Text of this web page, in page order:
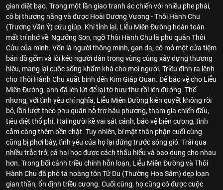
gian diệt bạo. Trong một lần giao tranh ác chiến với nhiều phe phái,
cô bị thương nặng và được Hoài Dương Vương - Thôi Hành Chu
(Trương Vãn Ý) cứu giúp. Khi tỉnh lại, Liễu Miên Đường hoàn toàn
mất trí nhớ về Ngưỡng Sơn, ngỡ Thôi Hành Chu là phu quân Thôi
Cửu của mình. Vốn là người thông minh, gan dạ, cô mở một cửa tiệm
bán đồ gốm và lôi kéo người dân trong vùng cùng xây dựng thương
hiệu, mang lại cuộc sống khấm khá cho mọi người. Triều đình ra lệnh
cho Thôi Hành Chu xuất binh đến Kim Giáp Quan. Để bảo vệ cho Liễu
Miên Đường, anh đã lén lút để lại tờ hưu thư rồi lên đường. Thế
nhưng, với tình yêu chí nghĩa, Liễu Miên Đường kiên quyết không rời
bỏ, lần lượt theo phu quân hỗ trợ hậu phương, tham gia chiến đấu,
tiêu diệt thổ phỉ. Hai người kề vai sát cánh, bảo vệ biên cương, tình
cảm càng thêm bền chặt. Tuy nhiên, bí mật thân phận cuối cùng
cũng bị phơi bày, tình yêu của họ lại đứng trước sóng gió. Trải qua
nhiều trắc trở, cả hai học được cách thấu hiểu và bao dung cho nhau
hơn. Trong bối cảnh triều chính hỗn loạn, Liễu Miên Đường và Thôi
Hành Chu đã phò tá hoàng tôn Tử Du (Thường Hoa Sâm) dẹp loạn
gian thần, ổn định triều cương. Cuối cùng, họ cũng có được cuộc